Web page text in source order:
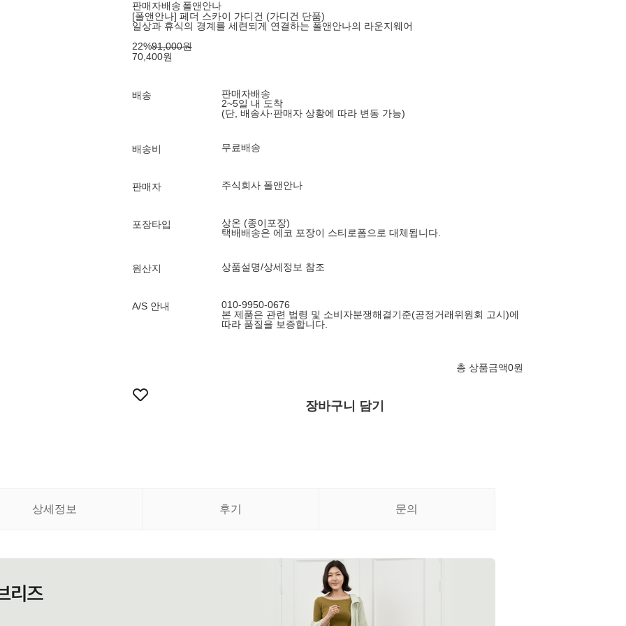
판매자배송 폴앤안나
[폴앤안나] 페더 스카이 가디건 (가디건 단품)
일상과 휴식의 경계를 세련되게 연결하는 폴앤안나의 라운지웨어
22%91,000원
70,400원
배송
판매자배송
2~5일 내 도착
(단, 배송사·판매자 상황에 따라 변동 가능)
배송비 무료배송
판매자 주식회사 폴앤안나
포장타입
상온 (종이포장)
택배배송은 에코 포장이 스티로폼으로 대체됩니다.
원산지 상품설명/상세정보 참조
A/S 안내
010-9950-0676
본 제품은 관련 법령 및 소비자분쟁해결기준(공정거래위원회 고시)에
따라 품질을 보증합니다.
총 상품금액0원
장바구니 담기
상세정보 후기 문의